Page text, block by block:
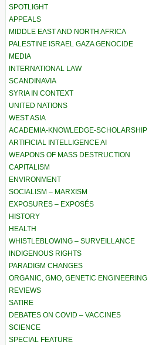
SPOTLIGHT
APPEALS
MIDDLE EAST AND NORTH AFRICA
PALESTINE ISRAEL GAZA GENOCIDE
MEDIA
INTERNATIONAL LAW
SCANDINAVIA
SYRIA IN CONTEXT
UNITED NATIONS
WEST ASIA
ACADEMIA-KNOWLEDGE-SCHOLARSHIP
ARTIFICIAL INTELLIGENCE AI
WEAPONS OF MASS DESTRUCTION
CAPITALISM
ENVIRONMENT
SOCIALISM – MARXISM
EXPOSURES – EXPOSÉS
HISTORY
HEALTH
WHISTLEBLOWING – SURVEILLANCE
INDIGENOUS RIGHTS
PARADIGM CHANGES
ORGANIC, GMO, GENETIC ENGINEERING
REVIEWS
SATIRE
DEBATES ON COVID – VACCINES
SCIENCE
SPECIAL FEATURE